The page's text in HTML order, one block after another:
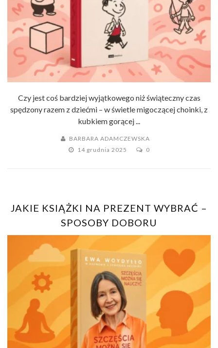
Czy jest coś bardziej wyjątkowego niż świąteczny czas
spędzony razem z dziećmi – w świetle migoczącej choinki, z
kubkiem gorącej ...
BARBARA ADAMCZEWSKA
14 grudnia 2025
0
JAKIE KSIĄŻKI NA PREZENT WYBRAĆ –
SPOSOBY DOBORU